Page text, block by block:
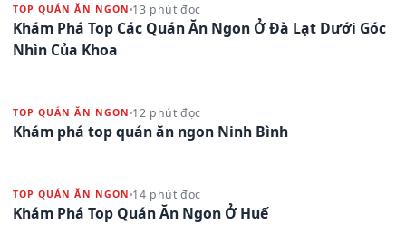
TOP QUÁN ĂN NGON 13 phút đọc
Khám Phá Top Các Quán Ăn Ngon Ở Đà Lạt Dưới Góc
Nhìn Của Khoa
TOP QUÁN ĂN NGON 12 phút đọc
Khám phá top quán ăn ngon Ninh Bình
TOP QUÁN ĂN NGON 14 phút đọc
Khám Phá Top Quán Ăn Ngon Ở Huế